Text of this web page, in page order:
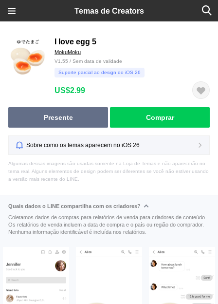
Temas de Creators
I love egg 5
MokuMoku
V1.55 / Sem data de validade
Suporte parcial ao design do iOS 26
US$2.99
Presente Comprar
Sobre como os temas aparecem no iOS 26
Algumas dessas imagens são usadas somente na Loja de Temas e não aparecerão no
tema real. Alguns elementos de design podem ser diferentes se você não estiver usando
a versão mais recente do LINE.
Quais dados o LINE compartilha com os criadores?
Coletamos dados de compras para relatórios de venda para criadores de conteúdo.
Os relatórios de venda incluem a data de compra e o país ou região do comprador.
Nenhuma informação identificável é incluída nos relatórios.